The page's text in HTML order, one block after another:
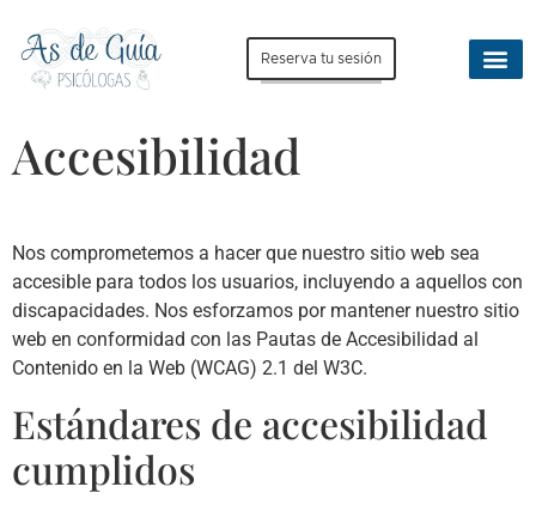
Reserva tu sesión
Accesibilidad
Nos comprometemos a hacer que nuestro sitio web sea
accesible para todos los usuarios, incluyendo a aquellos con
discapacidades. Nos esforzamos por mantener nuestro sitio
web en conformidad con las Pautas de Accesibilidad al
Contenido en la Web (WCAG) 2.1 del W3C.
Estándares de accesibilidad
cumplidos